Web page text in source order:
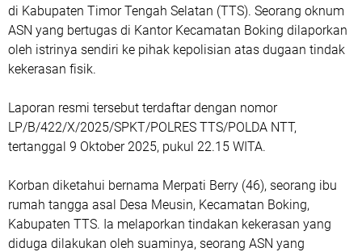
di Kabupaten Timor Tengah Selatan (TTS). Seorang oknum
ASN yang bertugas di Kantor Kecamatan Boking dilaporkan
oleh istrinya sendiri ke pihak kepolisian atas dugaan tindak
kekerasan fisik.
Laporan resmi tersebut terdaftar dengan nomor
LP/B/422/X/2025/SPKT/POLRES TTS/POLDA NTT,
tertanggal 9 Oktober 2025, pukul 22.15 WITA.
Korban diketahui bernama Merpati Berry (46), seorang ibu
rumah tangga asal Desa Meusin, Kecamatan Boking,
Kabupaten TTS. Ia melaporkan tindakan kekerasan yang
diduga dilakukan oleh suaminya, seorang ASN yang